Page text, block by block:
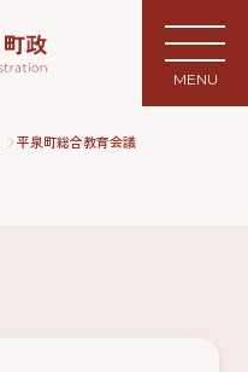
MENU
平泉町総合教育会議